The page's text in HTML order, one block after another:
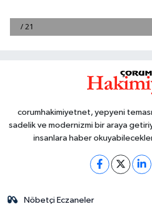
corumhakimiyetnet, yepyeni
sadelik ve modernizmi bir araya
insanlara haber
Nöbetçi Eczaneler